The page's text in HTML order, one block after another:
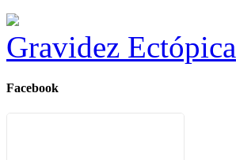
Gravidez Ectópica
Facebook